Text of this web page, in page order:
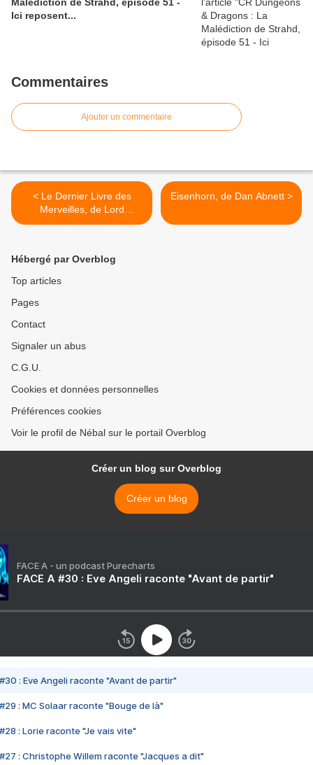
Ici reposent...
Commentaires
Ajouter un commentaire
< Le Dernier Livre des
Merveilles, de Lord
Dunsany
Eisenhorn, de Dan Abnett >
Hébergé par Overblog
Top articles
Pages
Contact
Signaler un abus
C.G.U.
Cookies et données personnelles
Préférences cookies
Voir le profil de Nébal sur le portail Overblog
Créer un blog sur Overblog
Créer un blog
FACE A - un podcast Purecharts
FACE A #30 : Eve Angeli raconte "Avant de partir"
#30 : Eve Angeli raconte "Avant de partir"
#29 : MC Solaar raconte "Bouge de là"
#28 : Lorie raconte "Je vais vite"
#27 : Christophe Willem raconte "Jacques a dit"